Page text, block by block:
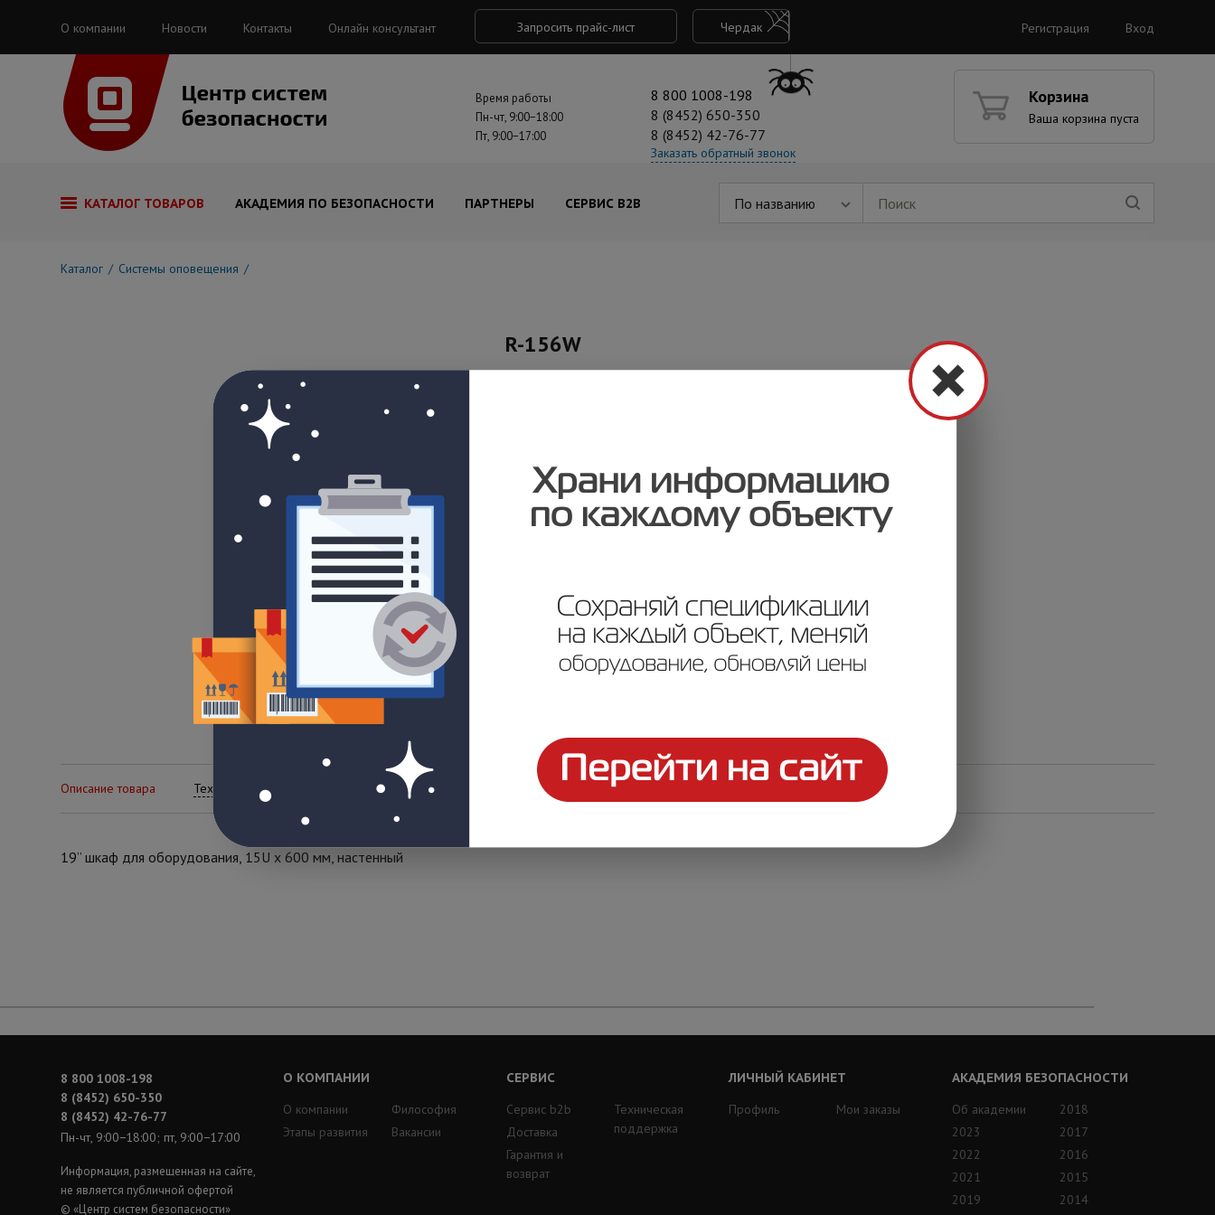
О компании Новости Контакты Онлайн консультант Запросить прайс-лист Чердак Регистрация Вход
Время работы
Пн-чт, 9:00−18:00
Пт, 9:00−17:00
8 800 1008-198
8 (8452) 650-350
8 (8452) 42-76-77
Заказать обратный звонок
Корзина
Ваша корзина пуста
КАТАЛОГ ТОВАРОВ АКАДЕМИЯ ПО БЕЗОПАСНОСТИ ПАРТНЕРЫ СЕРВИС B2B По названию
Каталог Системы оповещения
R-156W
Описание товара Технические характеристики
19” шкаф для оборудования, 15U х 600 мм, настенный
8 800 1008-198
8 (8452) 650-350
8 (8452) 42-76-77
Пн-чт, 9:00−18:00; пт, 9:00−17:00
Информация, размещенная на сайте,
не является публичной офертой
© «Центр систем безопасности»
О КОМПАНИИ
О компании
Этапы развития
Философия
Вакансии
СЕРВИС
Сервис b2b
Доставка
Гарантия и
возврат
Техническая
поддержка
ЛИЧНЫЙ КАБИНЕТ
Профиль
Мои заказы
АКАДЕМИЯ БЕЗОПАСНОСТИ
Об академии
2023
2022
2021
2019
2018
2017
2016
2015
2014